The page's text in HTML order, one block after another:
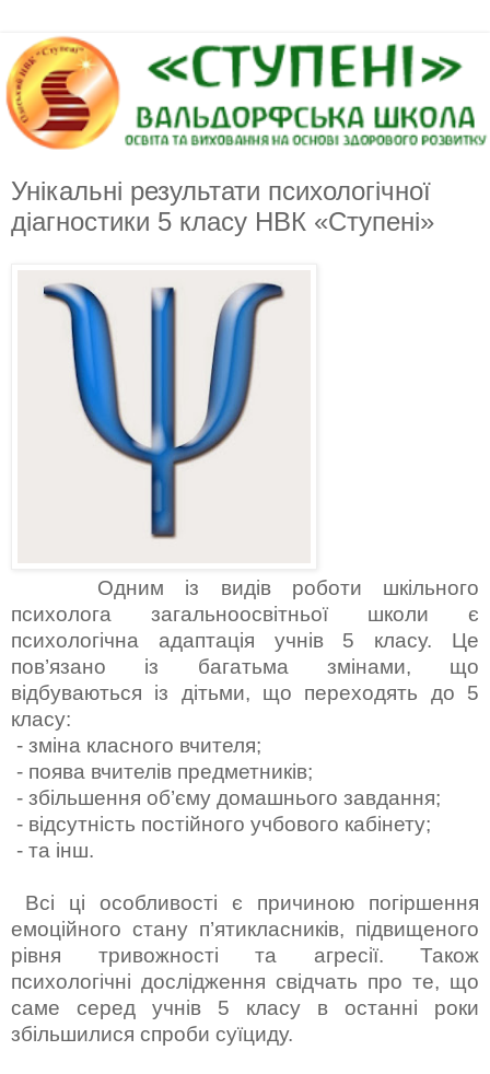
Унікальні результати психологічної
діагностики 5 класу НВК «Ступені»
Одним із видів роботи шкільного
психолога загальноосвітньої школи є
психологічна адаптація учнів 5 класу. Це
пов’язано із багатьма змінами, що
відбуваються із дітьми, що переходять до 5
класу:
- зміна класного вчителя;
- поява вчителів предметників;
- збільшення об’єму домашнього завдання;
- відсутність постійного учбового кабінету;
- та інш.
Всі ці особливості є причиною погіршення
емоційного стану п’ятикласників, підвищеного
рівня тривожності та агресії. Також
психологічні дослідження свідчать про те, що
саме серед учнів 5 класу в останні роки
збільшилися спроби суїциду.